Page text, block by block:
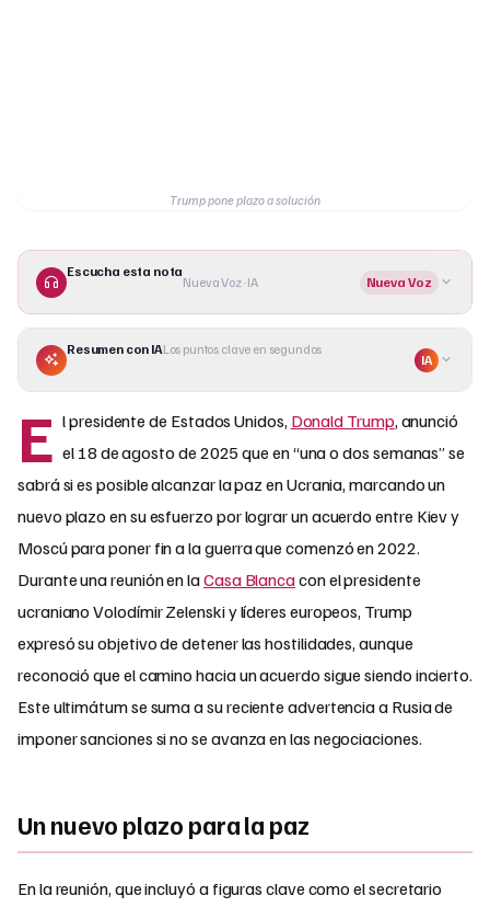
Trump pone plazo a solución
Escucha esta nota
Nueva Voz · IA Nueva Voz
Resumen con IALos puntos clave en segundos
IA
E l presidente de Estados Unidos, Donald Trump, anunció
el 18 de agosto de 2025 que en “una o dos semanas” se
sabrá si es posible alcanzar la paz en Ucrania, marcando un
nuevo plazo en su esfuerzo por lograr un acuerdo entre Kiev y
Moscú para poner fin a la guerra que comenzó en 2022.
Durante una reunión en laCasa Blancacon el presidente
ucraniano Volodímir Zelenski y líderes europeos, Trump
expresó su objetivo de detener las hostilidades, aunque
reconoció que el camino hacia un acuerdo sigue siendo incierto.
Este ultimátum se suma a su reciente advertencia a Rusia de
imponer sanciones si no se avanza en las negociaciones.
Un nuevo plazo para la paz
En la reunión, que incluyó a figuras clave como el secretario